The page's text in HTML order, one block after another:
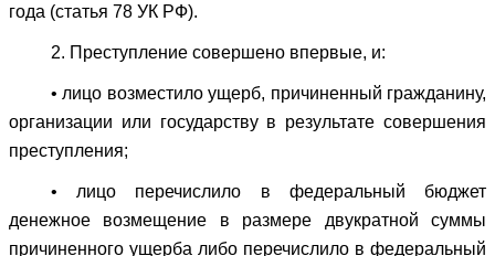
года (статья 78 УК РФ).
2. Преступление совершено впервые, и:
• лицо возместило ущерб, причиненный гражданину,
организации или государству в результате совершения
преступления;
• лицо перечислило в федеральный бюджет
денежное возмещение в размере двукратной суммы
причиненного ущерба либо перечислило в федеральный